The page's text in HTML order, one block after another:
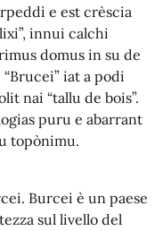
e est crèscia
innui calchi
domus in su de
iat a podi
nai “tallu de bois”.
puru e abarrant
topònimu.
Burcei è un paese
sul livello del